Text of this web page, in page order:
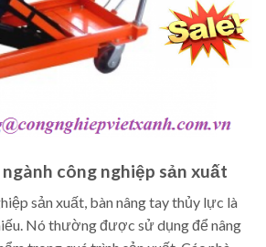
công nghiệp sản xuất
sản xuất, bàn nâng tay thủy lực là
Nó thường được sử dụng để nâng